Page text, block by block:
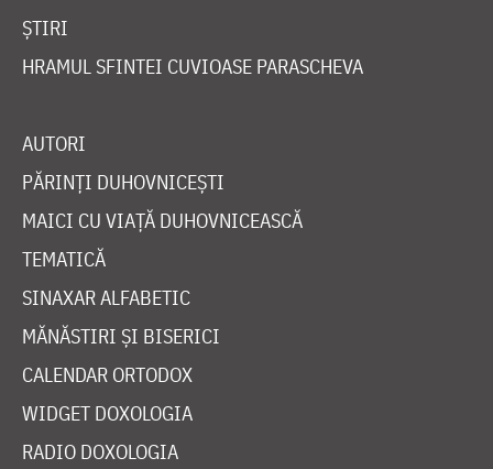
ȘTIRI
HRAMUL SFINTEI CUVIOASE PARASCHEVA
AUTORI
PĂRINȚI DUHOVNICEȘTI
MAICI CU VIAȚĂ DUHOVNICEASCĂ
TEMATICĂ
SINAXAR ALFABETIC
MĂNĂSTIRI ȘI BISERICI
CALENDAR ORTODOX
WIDGET DOXOLOGIA
RADIO DOXOLOGIA